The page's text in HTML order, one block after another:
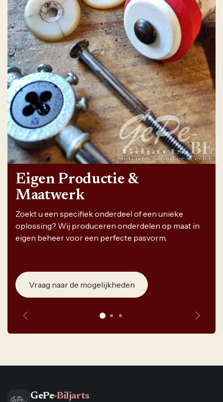
Eigen Productie &
Maatwerk
Zoekt u een specifiek onderdeel of een unieke
oplossing? Wij produceren onderdelen op maat in
eigen beheer voor een perfecte pasvorm.
Vraag naar de mogelijkheden
Vorige
GePe-Biljarts